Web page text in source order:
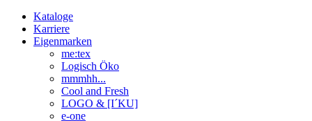
Kataloge
Karriere
Eigenmarken
me:tex
Logisch Öko
mmmhh...
Cool and Fresh
LOGO & [I´KU]
e-one